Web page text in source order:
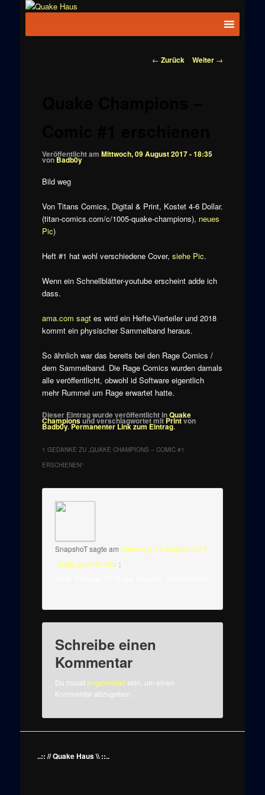
News zu
Beitragsnavigation
← Zurück Weiter →
Veröffentlicht am Mittwoch, 09 August 2017 - 18:35
vonBadb0y
Bild weg
Von Titans Comics, Digital & Print, Kostet 4-6 Dollar.
(titan-comics.com/c/1005-quake-champions), neues
Pic)
Heft #1 hat wohl verschiedene Cover, siehe Pic.
Wenn ein Schnellblätter-youtube erscheint adde ich
dass.
ama.com sagtes wird ein Hefte-Vierteiler und 2018
kommt ein physischer Sammelband heraus.
So ähnlich war das bereits bei den Rage Comics /
dem Sammelband. Die Rage Comics wurden damals
alle veröffentlicht, obwohl id Software eigentlich
mehr Rummel um Rage erwartet hatte.
Dieser Eintrag wurde veröffentlicht inQuake
Championsund verschlagwortet mitPrintvon
Badb0y.Permanenter Link zum Eintrag.
1 GEDANKE ZU „ QUAKE CHAMPIONS – COMIC #1
ERSCHIENEN“
SnapshoTsagte am Samstag, 12 August 2017
- 0:20 um 0:20 Uhr :
Schreibe einen
Kommentar
Du musstangemeldetsein, um einen
Kommentar abzugeben.
..:: // Quake Haus \\ ::..